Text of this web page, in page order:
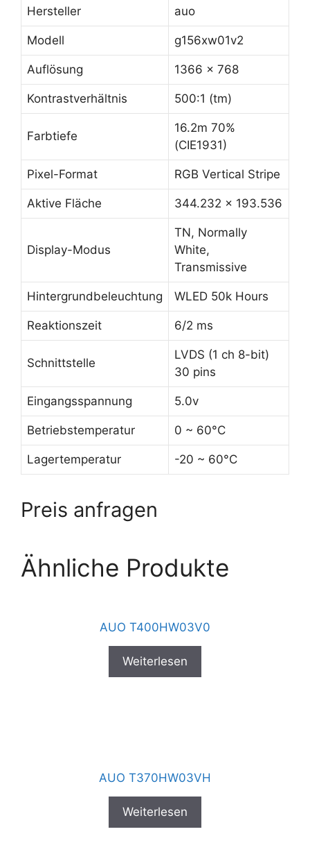
Hersteller auo
Modell g156xw01v2
Auflösung 1366 x 768
Kontrastverhältnis 500:1 (tm)
Farbtiefe
16.2m 70%
(CIE1931)
Pixel-Format RGB Vertical Stripe
Aktive Fläche 344.232 x 193.536
Display-Modus
TN, Normally
White,
Transmissive
Hintergrundbeleuchtung WLED 50k Hours
Reaktionszeit 6/2 ms
Schnittstelle
LVDS (1 ch 8-bit)
30 pins
Eingangsspannung 5.0v
Betriebstemperatur 0 ~ 60°C
Lagertemperatur -20 ~ 60°C
Preis anfragen
Ähnliche Produkte
AUO T400HW03V0
Weiterlesen
AUO T370HW03VH
Weiterlesen